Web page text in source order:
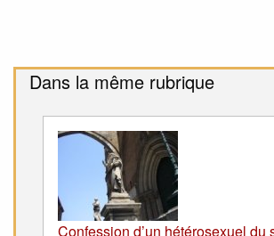
Dans la même rubrique
Confession d’un hétérosexuel du